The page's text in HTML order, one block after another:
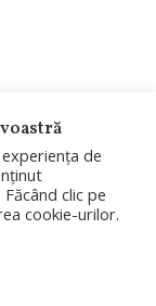
de
clic pe
cookie-urilor.